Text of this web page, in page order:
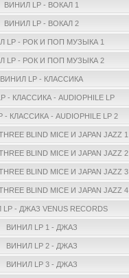
ВИНИЛ LP - ВОКАЛ 1
ВИНИЛ LP - ВОКАЛ 2
LP - РОК И ПОП МУЗЫКА 1
LP - РОК И ПОП МУЗЫКА 2
ВИНИЛ LP - КЛАССИКА
- КЛАССИКА - AUDIOPHILE LP
- КЛАССИКА - AUDIOPHILE LP 2
BLIND MICE И JAPAN JAZZ 1
BLIND MICE И JAPAN JAZZ 2
BLIND MICE И JAPAN JAZZ 3
BLIND MICE И JAPAN JAZZ 4
- ДЖАЗ VENUS RECORDS
ВИНИЛ LP 1 - ДЖАЗ
ВИНИЛ LP 2 - ДЖАЗ
ВИНИЛ LP 3 - ДЖАЗ